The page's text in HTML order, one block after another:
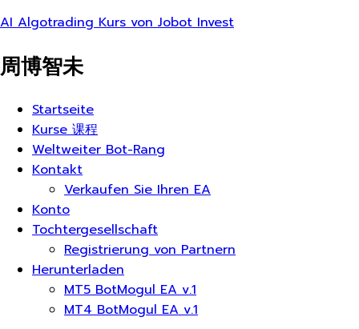
AI Algotrading Kurs von Jobot Invest
周博智未
MenüStartseite
Kurse 课程
Weltweiter Bot-Rang
Kontakt
Verkaufen Sie Ihren EA
Konto
Tochtergesellschaft
Registrierung von Partnern
Herunterladen
MT5 BotMogul EA v.1
MT4 BotMogul EA v.1